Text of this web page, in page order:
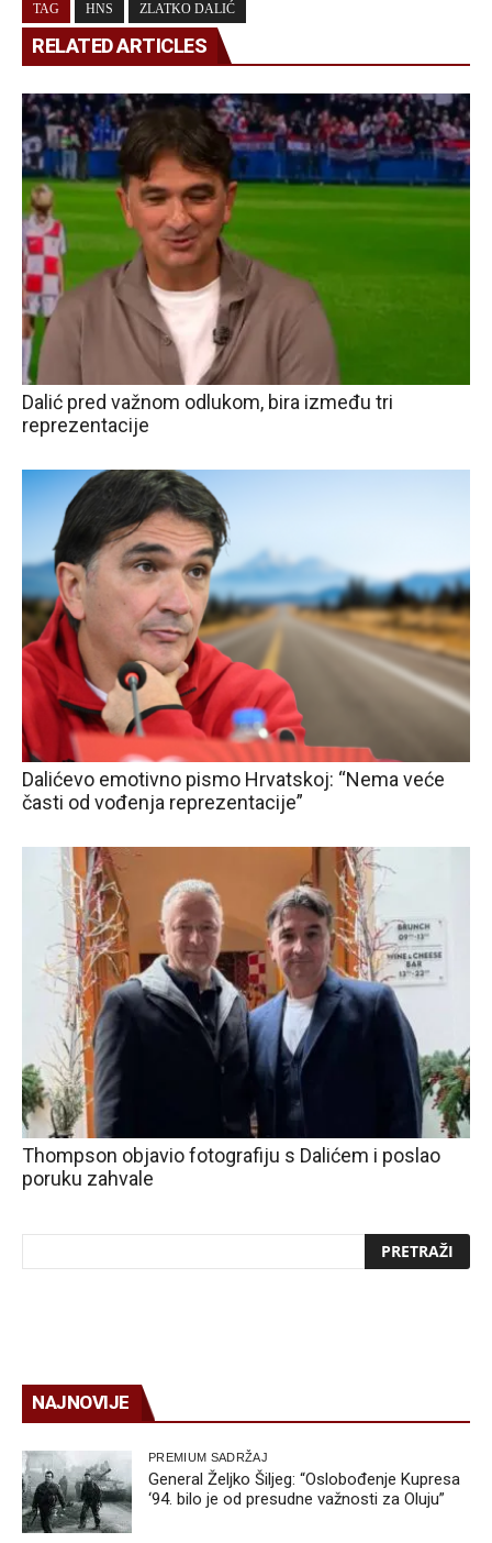
TAG HNS ZLATKO DALIĆ
RELATED ARTICLES
Dalić pred važnom odlukom, bira između tri
reprezentacije
Dalićevo emotivno pismo Hrvatskoj: “Nema veće
časti od vođenja reprezentacije”
Thompson objavio fotografiju s Dalićem i poslao
poruku zahvale
NAJNOVIJE
PREMIUM SADRŽAJ
General Željko Šiljeg: “Oslobođenje Kupresa
‘94. bilo je od presudne važnosti za Oluju”